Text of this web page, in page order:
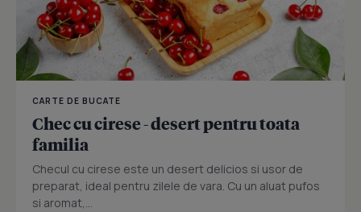
CARTE DE BUCATE
Chec cu cirese - desert pentru toata
familia
Checul cu cirese este un desert delicios si usor de
preparat, ideal pentru zilele de vara. Cu un aluat pufos
si aromat,...